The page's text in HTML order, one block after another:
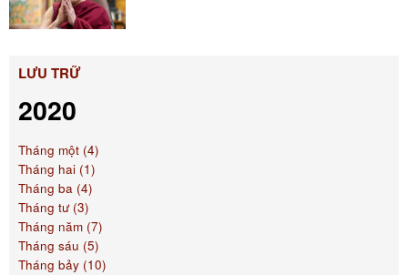
LƯU TRỮ
2020
Tháng một (4)
Tháng hai (1)
Tháng ba (4)
Tháng tư (3)
Tháng năm (7)
Tháng sáu (5)
Tháng bảy (10)